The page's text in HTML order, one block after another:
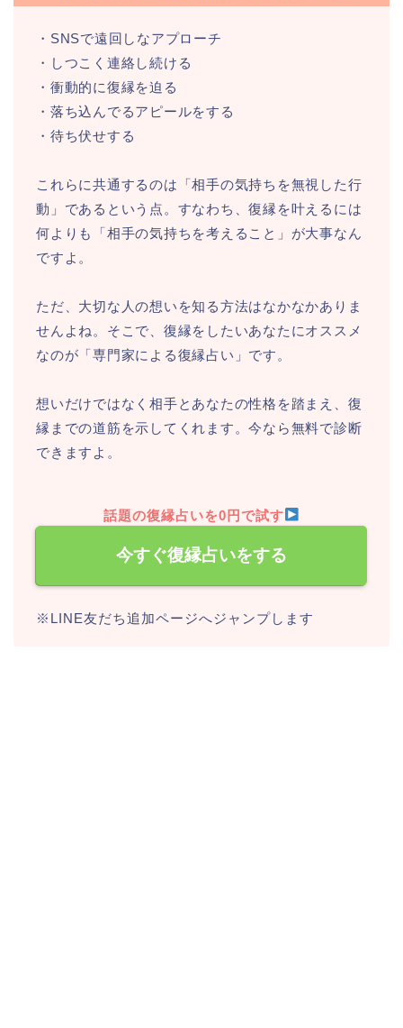
・SNSで遠回しなアプローチ
・しつこく連絡し続ける
・衝動的に復縁を迫る
・落ち込んでるアピールをする
・待ち伏せする
これらに共通するのは「相手の気持ちを無視した行
動」であるという点。すなわち、復縁を叶えるには
何よりも「相手の気持ちを考えること」が大事なん
ですよ。
ただ、大切な人の想いを知る方法はなかなかありま
せんよね。そこで、復縁をしたいあなたにオススメ
なのが「専門家による復縁占い」です。
想いだけではなく相手とあなたの性格を踏まえ、復
縁までの道筋を示してくれます。今なら無料で診断
できますよ。
話題の復縁占いを0円で試す
今すぐ復縁占いをする
※LINE友だち追加ページへジャンプします